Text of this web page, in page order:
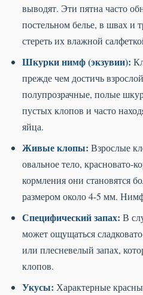
выводят. Эти пятна часто
постельном белье, в швах и
стереть их влажной
Шкурки нимф (экзувии):
прежде чем достичь
полупрозрачные, полые
пустых клопов и часто
яйца.
Живые клопы: Взрослые
овальное тело, красновато-
кормления они становятся
размером около 4-5 мм.
Специфический запах: В
может ощущаться
или плесневелый запах,
клопов.
Укусы: Характерные